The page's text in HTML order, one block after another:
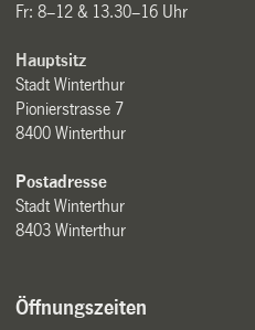
Fr: 8–12 & 13.30–16 Uhr
Hauptsitz
Stadt Winterthur
Pionierstrasse 7
8400 Winterthur
Postadresse
Stadt Winterthur
8403 Winterthur
Öffnungszeiten